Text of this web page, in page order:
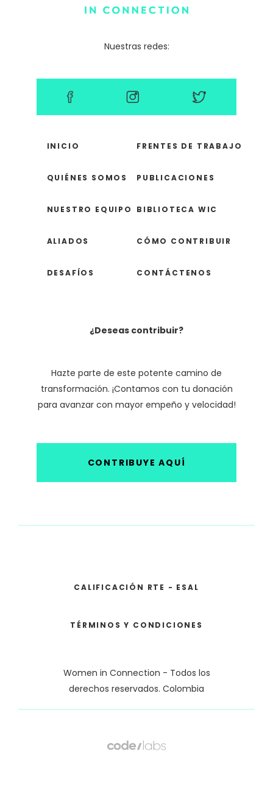
Nuestras redes:
INICIO
QUIÉNES SOMOS
NUESTRO EQUIPO
ALIADOS
DESAFÍOS
FRENTES DE TRABAJO
PUBLICACIONES
BIBLIOTECA WIC
CÓMO CONTRIBUIR
CONTÁCTENOS
¿Deseas contribuir?
Hazte parte de este potente camino de
transformación. ¡Contamos con tu donación
para avanzar con mayor empeño y velocidad!
CONTRIBUYE AQUÍ
Women in Connection - Todos los
derechos reservados. Colombia
TÉRMINOS Y CONDICIONES
CALIFICACIÓN RTE - ESAL